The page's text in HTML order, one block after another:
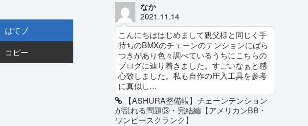
はてブ
コピー
なか
2021.11.14
こんにちははじめまして親父様と同じく手
持ちのBMXのチェーンのテンションにばら
つきがあり色々調べているうちにこちらの
ブログに辿り着きました。すごいなぁと感
心致しました。私も自作の圧入工具を参考
に真似し...
【ASHURA整備帳】チェーンテンション
が乱れる問題③・完結編【アメリカンBB・
ワンピースクランク】